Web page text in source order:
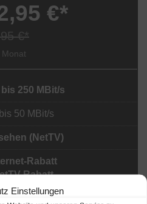
Einstellungen
€*
€*
Monat
bis 250 MBit/s
50 MBit/s
(NetTV)
Rabatt
Rabatt